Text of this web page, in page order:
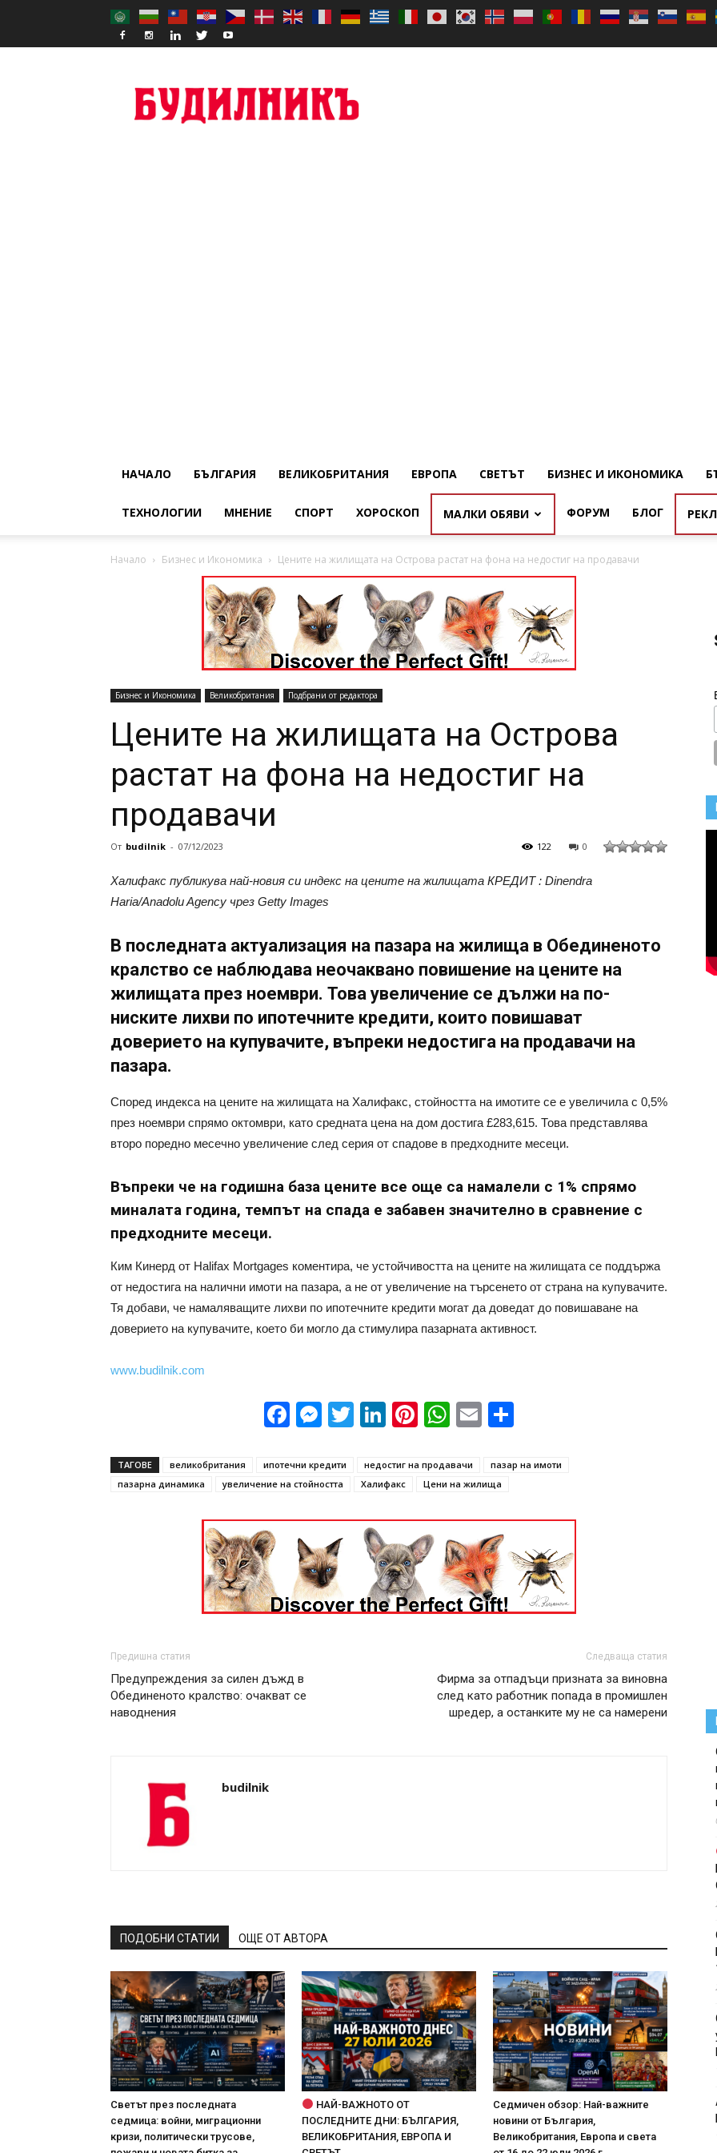
НАЧАЛО БЪЛГАРИЯ ВЕЛИКОБРИТАНИЯ ЕВРОПА СВЕТЪТ БИЗНЕС И ИКОНОМИКА
ТЕХНОЛОГИИ МНЕНИЕ СПОРТ ХОРОСКОП МАЛКИ ОБЯВИ ФОРУМ БЛОГ
Начало Бизнес и Икономика Цените на жилищата на Острова растат на фона на недостиг на продавачи
Бизнес и Икономика Великобритания Подбрани от редактора
Цените на жилищата на Острова
растат на фона на недостиг на
продавачи
От budilnik - 07/12/2023 0
122
Халифакс публикува най-новия си индекс на цените на жилищата КРЕДИТ: Dinendra
Haria/Anadolu Agency чрез Getty Images
В последната актуализация на пазара на жилища в Обединеното
кралство се наблюдава неочаквано повишение на цените на
жилищата през ноември. Това увеличение се дължи на по-
ниските лихви по ипотечните кредити, които повишават
доверието на купувачите, въпреки недостига на продавачи на
пазара.
Според индекса на цените на жилищата на Халифакс, стойността на имотите се е увеличила с 0,5%
през ноември спрямо октомври, като средната цена на дом достига £283,615. Това представлява
второ поредно месечно увеличение след серия от спадове в предходните месеци.
Въпреки че на годишна база цените все още са намалели с 1% спрямо
миналата година, темпът на спада е забавен значително в сравнение с
предходните месеци.
Ким Кинерд от Halifax Mortgages коментира, че устойчивостта на цените на жилищата се поддържа
от недостига на налични имоти на пазара, а не от увеличение на търсенето от страна на купувачите.
Тя добави, че намаляващите лихви по ипотечните кредити могат да доведат до повишаване на
доверието на купувачите, което би могло да стимулира пазарната активност.
www.budilnik.com
Facebook
Messenger
Twitter
LinkedIn
Pinterest
WhatsApp
Email
ТАГОВЕ великобритания ипотечни кредити недостиг на продавачи
пазар на имоти
пазарна динамика
увеличение на стойността Халифакс Цени на жилища
Предишна статия
Предупреждения за силен дъжд в
Обединеното кралство: очакват се
наводнения
Следваща статия
Фирма за отпадъци призната за виновна
след като работник попада в промишлен
шредер, а останките му не са намерени
budilnik
ПОДОБНИ СТАТИИ ОЩЕ ОТ АВТОРА
Светът през последната
седмица: войни, миграционни
кризи, политически трусове,
НАЙ-ВАЖНОТО ОТ
ПОСЛЕДНИТЕ ДНИ: БЪЛГАРИЯ,
ВЕЛИКОБРИТАНИЯ, ЕВРОПА И
Седмичен обзор: Най-важните
новини от България,
Великобритания, Европа и света